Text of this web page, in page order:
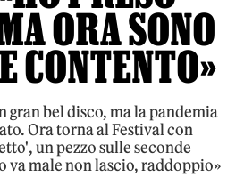
ORA SONO
CONTENTO»
gran bel disco, ma la pandemia
Ora torna al Festival con
un pezzo sulle seconde
va male non lascio, raddoppio»